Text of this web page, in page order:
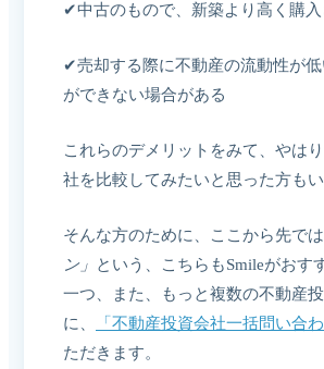
✔︎中古のもので、新築より高く購
✔︎売却する際に不動産の流動性が
ができない場合がある
これらのデメリットをみて、やは
社を比較してみたいと思った方も
そんな方のために、ここから先では
ン」 という、こちらもSmileがおす
一つ、また、もっと複数の不動産
に、
「不動産投資会社一括問い合
ただきます。